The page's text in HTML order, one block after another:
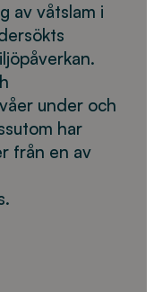
av våtslam i
under och
har
från en av